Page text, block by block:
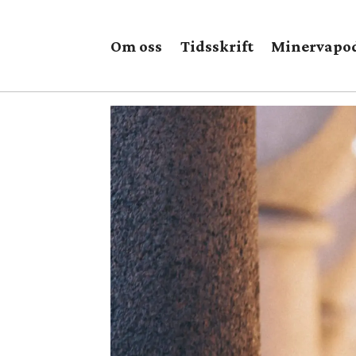
Om oss Tidsskrift